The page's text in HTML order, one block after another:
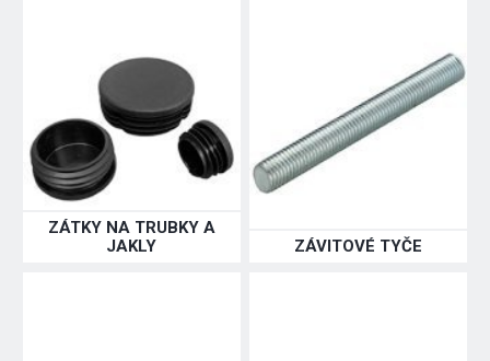
ZÁTKY NA TRUBKY A
JAKLY
ZÁVITOVÉ TYČE